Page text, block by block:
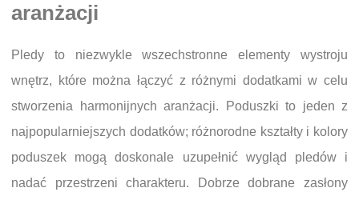
aranżacji
Pledy to niezwykle wszechstronne elementy wystroju
wnętrz, które można łączyć z różnymi dodatkami w celu
stworzenia harmonijnych aranżacji. Poduszki to jeden z
najpopularniejszych dodatków; różnorodne kształty i kolory
poduszek mogą doskonale uzupełnić wygląd pledów i
nadać przestrzeni charakteru. Dobrze dobrane zasłony